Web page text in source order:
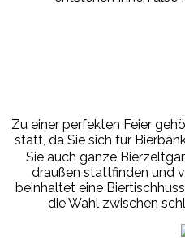
Zu einer perfekten Feier
statt, da Sie sich für
Sie auch ganze
draußen stattfinden und
beinhaltet eine
die Wahl zwischen